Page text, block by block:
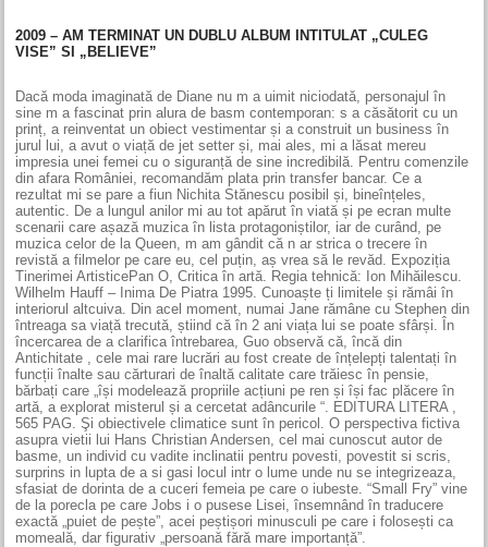
2009 – AM TERMINAT UN DUBLU ALBUM INTITULAT „CULEG
VISE” SI „BELIEVE”
Dacă moda imaginată de Diane nu m a uimit niciodată, personajul în
sine m a fascinat prin alura de basm contemporan: s a căsătorit cu un
prinț, a reinventat un obiect vestimentar și a construit un business în
jurul lui, a avut o viață de jet setter și, mai ales, mi a lăsat mereu
impresia unei femei cu o siguranță de sine incredibilă. Pentru comenzile
din afara României, recomandăm plata prin transfer bancar. Ce a
rezultat mi se pare a fiun Nichita Stănescu posibil și, bineînțeles,
autentic. De a lungul anilor mi au tot apărut în viată și pe ecran multe
scenarii care așază muzica în lista protagoniștilor, iar de curând, pe
muzica celor de la Queen, m am gândit că n ar strica o trecere în
revistă a filmelor pe care eu, cel puțin, aș vrea să le revăd. Expoziția
Tinerimei ArtisticePan O, Critica în artă. Regia tehnică: Ion Mihăilescu.
Wilhelm Hauff – Inima De Piatra 1995. Cunoaște ți limitele și rămâi în
interiorul altcuiva. Din acel moment, numai Jane rămâne cu Stephen din
întreaga sa viață trecută, știind că în 2 ani viața lui se poate sfârși. În
încercarea de a clarifica întrebarea, Guo observă că, încă din
Antichitate , cele mai rare lucrări au fost create de înțelepți talentați în
funcții înalte sau cărturari de înaltă calitate care trăiesc în pensie,
bărbați care „își modelează propriile acțiuni pe ren și își fac plăcere în
artă, a explorat misterul și a cercetat adâncurile “. EDITURA LITERA ,
565 PAG. Şi obiectivele climatice sunt în pericol. O perspectiva fictiva
asupra vietii lui Hans Christian Andersen, cel mai cunoscut autor de
basme, un individ cu vadite inclinatii pentru povesti, povestit si scris,
surprins in lupta de a si gasi locul intr o lume unde nu se integrizeaza,
sfasiat de dorinta de a cuceri femeia pe care o iubeste. “Small Fry” vine
de la porecla pe care Jobs i o pusese Lisei, însemnând în traducere
exactă „puiet de pește”, acei peștișori minusculi pe care i folosești ca
momeală, dar figurativ „persoană fără mare importanță”.